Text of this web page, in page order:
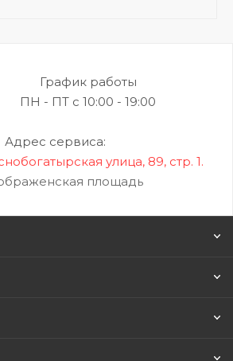
График работы
ПН - ПТ с 10:00 - 19:00
Адрес сервиса:
улица, 89, стр. 1.
площадь